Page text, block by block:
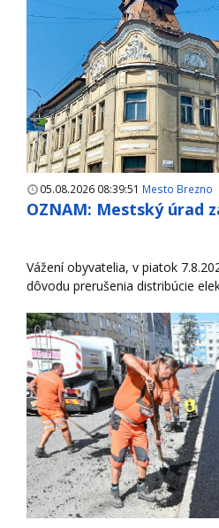
05.08.2026 08:39:51 Mesto Brezno
OZNAM: Mestský úrad
Vážení obyvatelia, v piatok
dôvodu prerušenia distribúcie